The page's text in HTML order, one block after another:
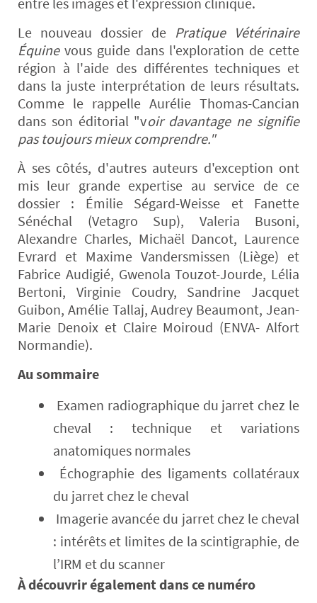
Le nouveau dossier de Pratique Vétérinaire
Équinevous guide dans l'exploration de cette
région à l'aide des différentes techniques et
dans la juste interprétation de leurs résultats.
Comme le rappelle Aurélie Thomas-Cancian
dans son éditorial "voir davantage ne signifie
pas toujours mieux comprendre."
À ses côtés, d'autres auteurs d'exception ont
mis leur grande expertise au service de ce
dossier : Émilie Ségard-Weisse et Fanette
Sénéchal (Vetagro Sup), Valeria Busoni,
Alexandre Charles, Michaël Dancot, Laurence
Evrard et Maxime Vandersmissen (Liège) et
Fabrice Audigié, Gwenola Touzot-Jourde, Lélia
Bertoni, Virginie Coudry, Sandrine Jacquet
Guibon, Amélie Tallaj, Audrey Beaumont, Jean-
Marie Denoix et Claire Moiroud (ENVA- Alfort
Normandie).
Au sommaire
Examen radiographique du jarret chez le
cheval : technique et variations
anatomiques normales
Échographie des ligaments collatéraux
du jarret chez le cheval
Imagerie avancée du jarret chez le cheval
: intérêts et limites de la scintigraphie, de
l’IRM et du scanner
À découvrir également dans ce numéro